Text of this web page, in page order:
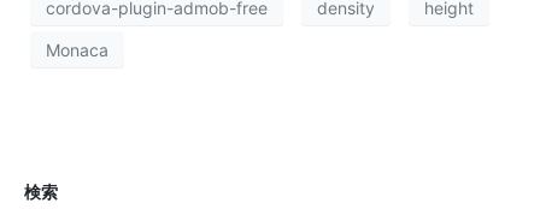
cordova-plugin-admob-free density height
Monaca
検索